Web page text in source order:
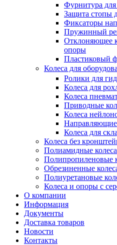
Фурнитура
Защита стопы
Фиксаторы
Пружинный
Отклоняющее
опоры
Пластиковый
Колеса для
Ролики для
Колеса для
Колеса
Приводные
Колеса
Колеса для
Колеса без
Полиамидные
Полипропиленовые
Обрезиненные
Полиуретановые
Колеса и опоры с
О компании
Информация
Документы
Доставка товаров
Новости
Контакты